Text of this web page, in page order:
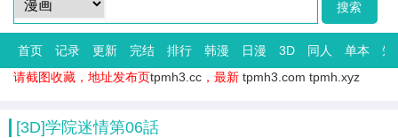
首页 记录 更新 完结 排行 韩漫 日漫 3D 同人 单本
短
请截图收藏，地址发布页tpmh3.cc ，最新 tpmh3.com tpmh.xyz
[3D]学院迷情第06話